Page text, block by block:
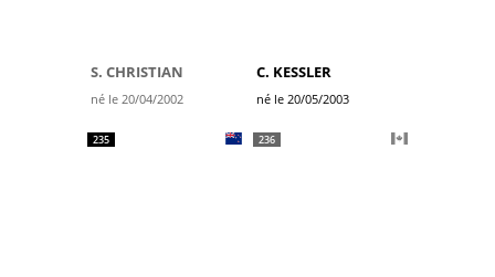
S. CHRISTIAN
né le 20/04/2002
C. KESSLER
né le 20/05/2003
235 236